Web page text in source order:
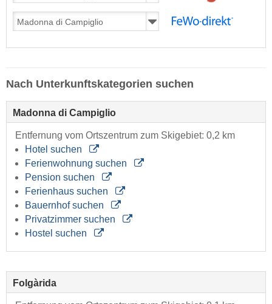
Nach Unterkunftskategorien suchen
Madonna di Campiglio
Entfernung vom Ortszentrum zum Skigebiet: 0,2 km
Hotel suchen
Ferienwohnung suchen
Pension suchen
Ferienhaus suchen
Bauernhof suchen
Privatzimmer suchen
Hostel suchen
Folgàrida